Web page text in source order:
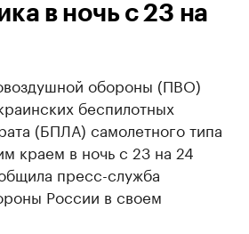
в ночь с 23 на
обороны (ПВО)
беспилотных
(БПЛА) самолетного типа
краем в ночь с 23 на 24
пресс-служба
России в своем